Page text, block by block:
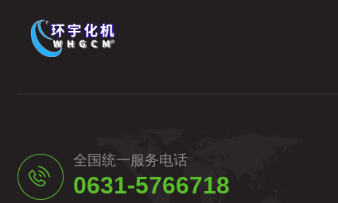
全国统一服务电话
0631-5766718